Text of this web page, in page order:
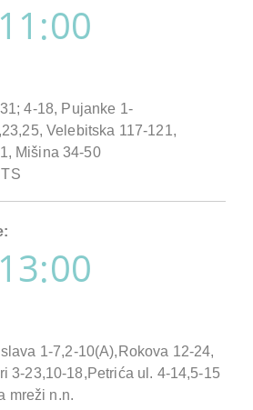
4-18, Pujanke 1-
Velebitska 117-121,
Mišina 34-50
1-7,2-10(A),Rokova 12-24,
3-23,10-18,Petrića ul. 4-14,5-15
mreži n.n.